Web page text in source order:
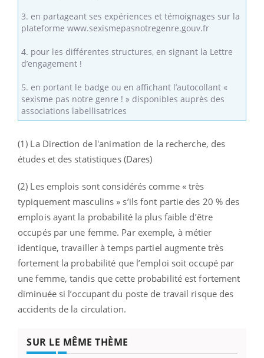
3. en partageant ses expériences et témoignages sur la
plateforme www.sexismepasnotregenre.gouv.fr
4. pour les différentes structures, en signant la Lettre
d’engagement !
5. en portant le badge ou en affichant l’autocollant «
sexisme pas notre genre ! » disponibles auprès des
associations labellisatrices
(1) La Direction de l'animation de la recherche, des
études et des statistiques (Dares)
(2) Les emplois sont considérés comme « très
typiquement masculins » s’ils font partie des 20 % des
emplois ayant la probabilité la plus faible d’être
occupés par une femme. Par exemple, à métier
identique, travailler à temps partiel augmente très
fortement la probabilité que l’emploi soit occupé par
une femme, tandis que cette probabilité est fortement
diminuée si l’occupant du poste de travail risque des
accidents de la circulation.
SUR LE MÊME THÈME